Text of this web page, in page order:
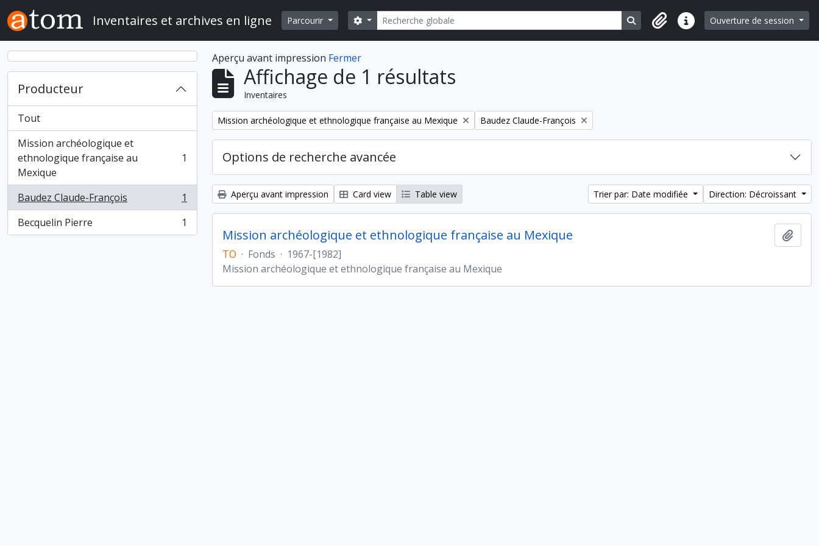
Skip to main content
Inventaires et archives en ligne Parcourir Rechercher
Search options Search in browse page
Liens rapidesOuverture de session
Producteur
Tout
Mission archéologique et
ethnologique française au
Mexique
, 1 résultats 1
Baudez Claude-François
, 1 résultats
1
Becquelin Pierre
, 1 résultats 1
Aperçu avant impression Fermer
Affichage de 1 résultats
Inventaires
Remove filter:
Mission archéologique et ethnologique française au Mexique Remove filter:
Baudez Claude-François
Options de recherche avancée
Aperçu avant impression Card view Table view Trier par: Date modifiée Direction: Décroissant
Mission archéologique et ethnologique française au Mexique
TO · Fonds · 1967-[1982]
Mission archéologique et ethnologique française au Mexique